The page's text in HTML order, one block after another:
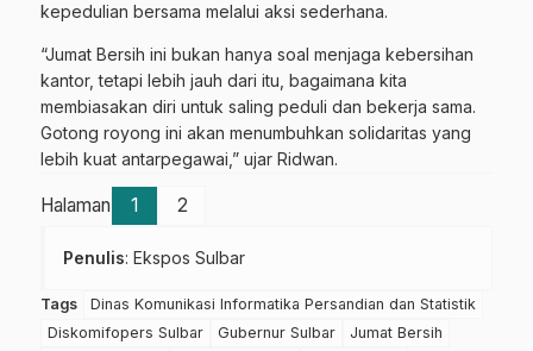
kepedulian bersama melalui aksi sederhana.
“Jumat Bersih ini bukan hanya soal menjaga kebersihan
kantor, tetapi lebih jauh dari itu, bagaimana kita
membiasakan diri untuk saling peduli dan bekerja sama.
Gotong royong ini akan menumbuhkan solidaritas yang
lebih kuat antarpegawai,” ujar Ridwan.
Halaman 1 2
Penulis: Ekspos Sulbar
Tags
Dinas Komunikasi Informatika Persandian dan Statistik
Diskomifopers Sulbar
Gubernur Sulbar
Jumat Bersih